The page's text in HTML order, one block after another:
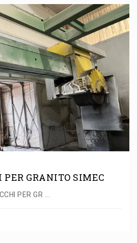
PER GRANITO SIMEC
PER GR ...